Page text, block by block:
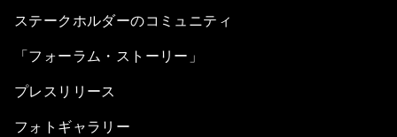
ステークホルダーのコミュニティ
「フォーラム・ストーリー」
プレスリリース
フォトギャラリー